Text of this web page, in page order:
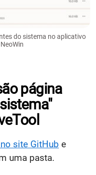
do sistema no aplicativo
página
site GitHub e
uma pasta.